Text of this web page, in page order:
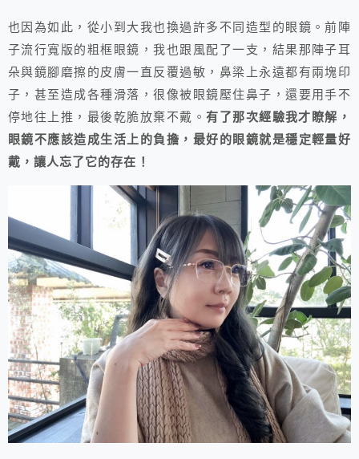
也因為如此，從小到大我也換過許多不同造型的眼鏡。前陣
子流行寬版的粗框眼鏡，我也跟風配了一支，結果那陣子耳
朵與鏡腳磨擦的皮膚一直反覆過敏，鼻梁上永遠都有兩塊印
子，甚至造成各種滑落，很像被眼鏡壓住鼻子，還要用手不
停地往上推，最後乾脆放棄不戴。有了那次經驗我才瞭解，
眼鏡不應該造成生活上的負擔，最好的眼鏡就是穩定輕量好
戴，讓人忘了它的存在！